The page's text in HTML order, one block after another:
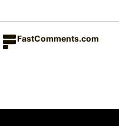
FastComments.com